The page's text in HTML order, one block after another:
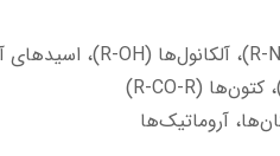
آروماتیک‌ها